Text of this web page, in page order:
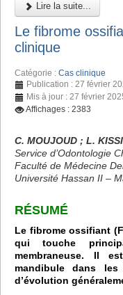
Lire la suite...
Le fibrome
clinique
Catégorie : Cas clinique
Publication : 27 février
Mis à jour : 27 février
Affichages : 2383
C. MOUJOUD ; L.
Service d’Odontologie
Faculté de Médecine
Université Hassan II –
RÉSUMÉ
Le fibrome ossifiant
qui touche
membraneuse. Il
mandibule dans les
d’évolution